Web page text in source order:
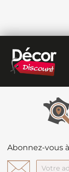
Abonnez-vous